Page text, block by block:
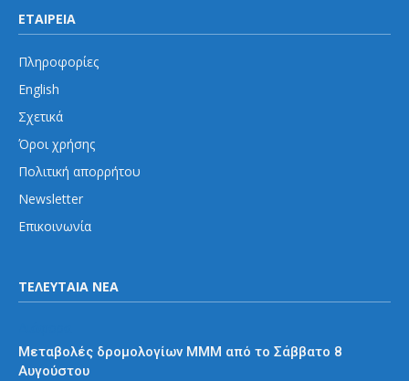
ΕΤΑΙΡΕΙΑ
Πληροφορίες
English
Σχετικά
Όροι χρήσης
Πολιτική απορρήτου
Newsletter
Επικοινωνία
ΤΕΛΕΥΤΑΙΑ ΝΕΑ
Μεταβολές δρομολογίων ΜΜΜ από το Σάββατο 8
Αυγούστου